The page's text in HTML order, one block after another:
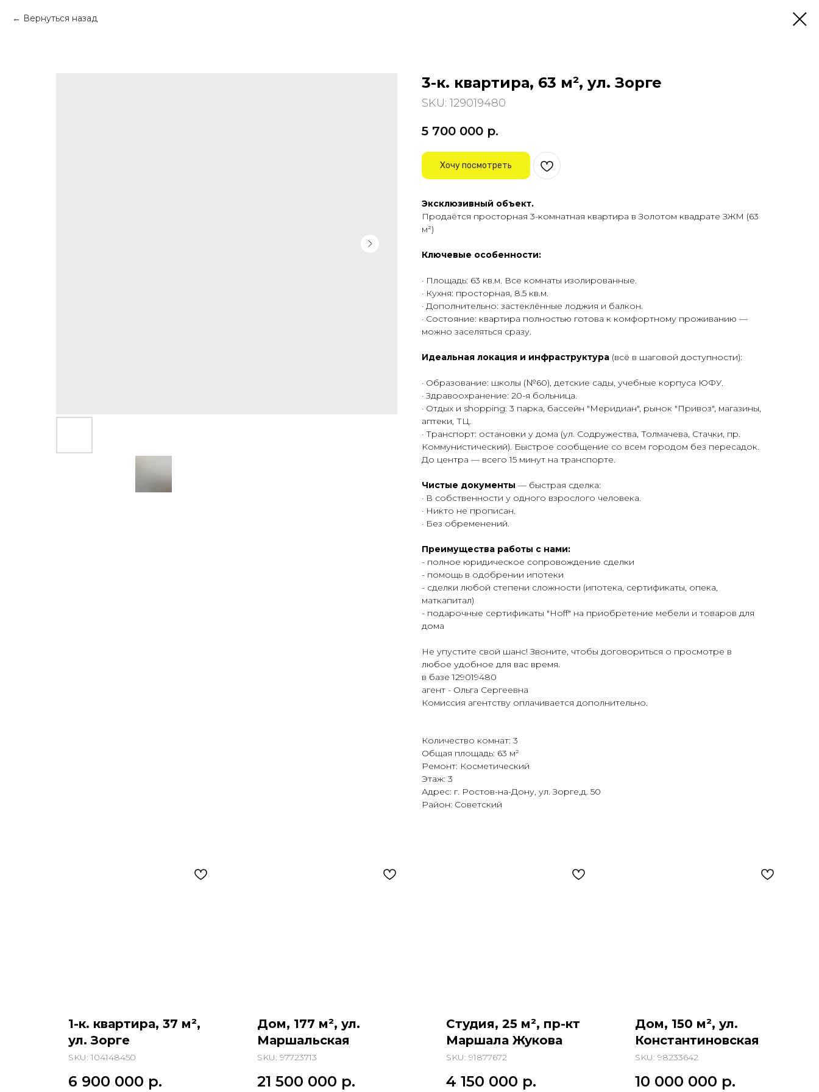
Вернуться назад
3-к. квартира, 63 м², ул. Зорге
SKU: 129019480
5 700 000 р.
Хочу посмотреть
Эксклюзивный объект.
Продаётся просторная 3-комнатная квартира в Золотом квадрате ЗЖМ (63
м²)
Ключевые особенности:
· Площадь: 63 кв.м. Все комнаты изолированные.
· Кухня: просторная, 8.5 кв.м.
· Дополнительно: застеклённые лоджия и балкон.
· Состояние: квартира полностью готова к комфортному проживанию —
можно заселяться сразу.
Идеальная локация и инфраструктура (всё в шаговой доступности):
· Образование: школы (№60), детские сады, учебные корпуса ЮФУ.
· Здравоохранение: 20-я больница.
· Отдых и shopping: 3 парка, бассейн "Меридиан", рынок "Привоз", магазины,
аптеки, ТЦ.
· Транспорт: остановки у дома (ул. Содружества, Толмачева, Стачки, пр.
Коммунистический). Быстрое сообщение со всем городом без пересадок.
До центра — всего 15 минут на транспорте.
Чистые документы — быстрая сделка:
· В собственности у одного взрослого человека.
· Никто не прописан.
· Без обременений.
Преимущества работы с нами:
- полное юридическое сопровождение сделки
- помощь в одобрении ипотеки
- сделки любой степени сложности (ипотека, сертификаты, опека,
маткапитал)
- подарочные сертификаты "Hoff" на приобретение мебели и товаров для
дома
Не упустите свой шанс! Звоните, чтобы договориться о просмотре в
любое удобное для вас время.
в базе 129019480
агент - Ольга Сергеевна
Комиссия агентству оплачивается дополнительно.
Количество комнат: 3
Общая площадь: 63 м²
Ремонт: Косметический
Этаж: 3
Адрес: г. Ростов-на-Дону, ул. Зорге,д. 50
Район: Советский
1-к. квартира, 37 м²,
ул. Зорге
SKU: 104148450
6 900 000 р.
Дом, 177 м², ул.
Маршальская
SKU: 97723713
21 500 000 р.
Студия, 25 м², пр-кт
Маршала Жукова
SKU: 91877672
4 150 000 р.
Дом, 150 м², ул.
Константиновская
SKU: 98233642
10 000 000 р.